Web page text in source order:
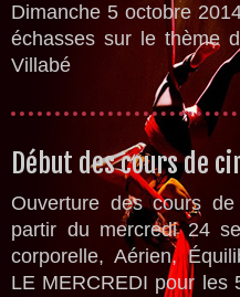
Dimanche 5 octobre
échasses sur le thème
Villabé
Début des cours de
Ouverture des cours
partir du mercredi 24
corporelle, Aérien,
LE MERCREDI pour les